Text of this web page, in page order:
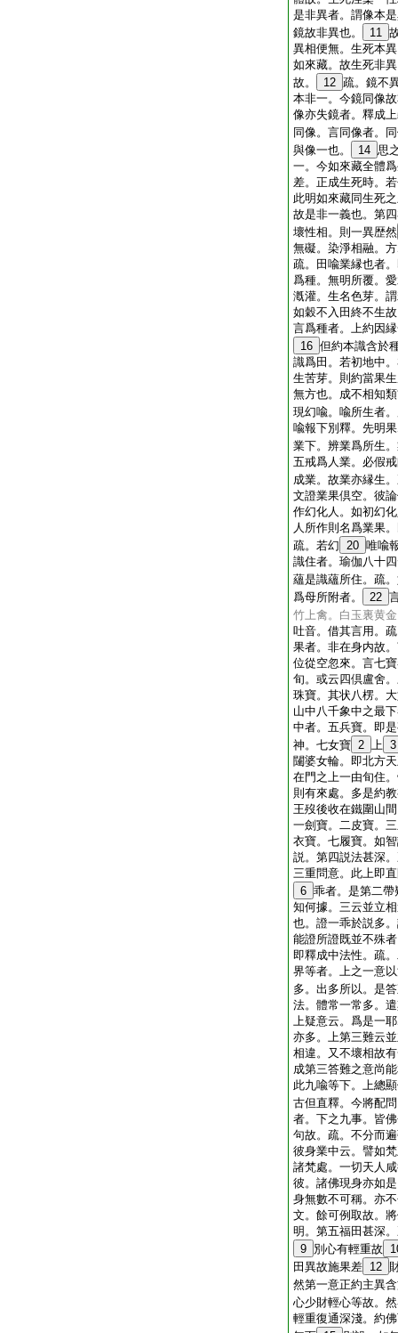
是非異者。謂像本
鏡故非異也。
11
異相便無。生死本
如來藏。故生死非
故。
12 疏。鏡不
本非一。今鏡同像
像亦失鏡者。釋成
同像。言同像者。
與像一也。
14 思
一。今如來藏全體
差。正成生死時。
此明如來藏同生死
故是非一義也。第
壞性相。則一異歴然
無礙。染淨相融。
疏。田喩業縁也者
爲種。無明所覆。
漑灌。生名色芽。
如穀不入田終不生
言爲種者。上約因
16 但約本識含於
識爲田。若初地中
生苦芽。則約當果
無方也。成不相知
現幻喩。喩所生者
喩報下別釋。先明
業下。辨業爲所生
五戒爲人業。必假
成業。故業亦縁生
文證業果倶空。彼
作幻化人。如初幻
人所作則名爲業果
疏。若幻 20 唯喩
識住者。瑜伽八十
蘊是識蘊所住。疏
爲母所附者。
22
竹上禽。白玉裏黄
吐音。借其言用。
果者。非在身内故
位從空忽來。言七
旬。或云四倶盧舍
珠寶。其状八楞。
山中八千象中之最
中者。五兵寶。即
神。七女寶 2 上 3
闥婆女輪。即北方
在門之上一由旬住
則有來處。多是約
王歿後收在鐵圍山
一劍寶。二皮寶。
衣寶。七履寶。如
説。第四説法甚深
三重問意。此上即
6 乖者。是第二
知何據。三云並立
也。證一乖於説多
能證所證既並不殊
即釋成中法性。疏
界等者。上之一意
多。出多所以。是
法。體常一常多。
上疑意云。爲是一
亦多。上第三難云
相違。又不壞相故
成第三答難之意尚
此九喩等下。上總
古但直釋。今將配
者。下之九事。皆
句故。疏。不分而
彼身業中云。譬如
諸梵處。一切天人
彼。諸佛現身亦如
身無數不可稱。亦
文。餘可例取故。
明。第五福田甚深
9 別心有輕重故
田異故施果差 12
然第一意正約主異
心少財輕心等故。
輕重復通深淺。約